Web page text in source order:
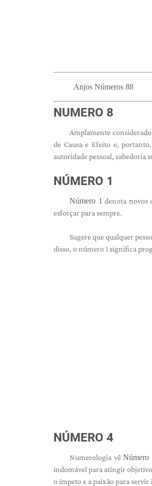
Anjos Números 88
NUMERO 8
Amplamente
de Causa e Efeito e,
autoridade pessoal, sabedoria
NÚMERO 1
Número 1 denota novos
esforçar para sempre.
Sugere que qualquer
disso, o número 1 significa
NÚMERO 4
Numerologia vêNúmero
indomável para atingir
o ímpeto e a paixão para